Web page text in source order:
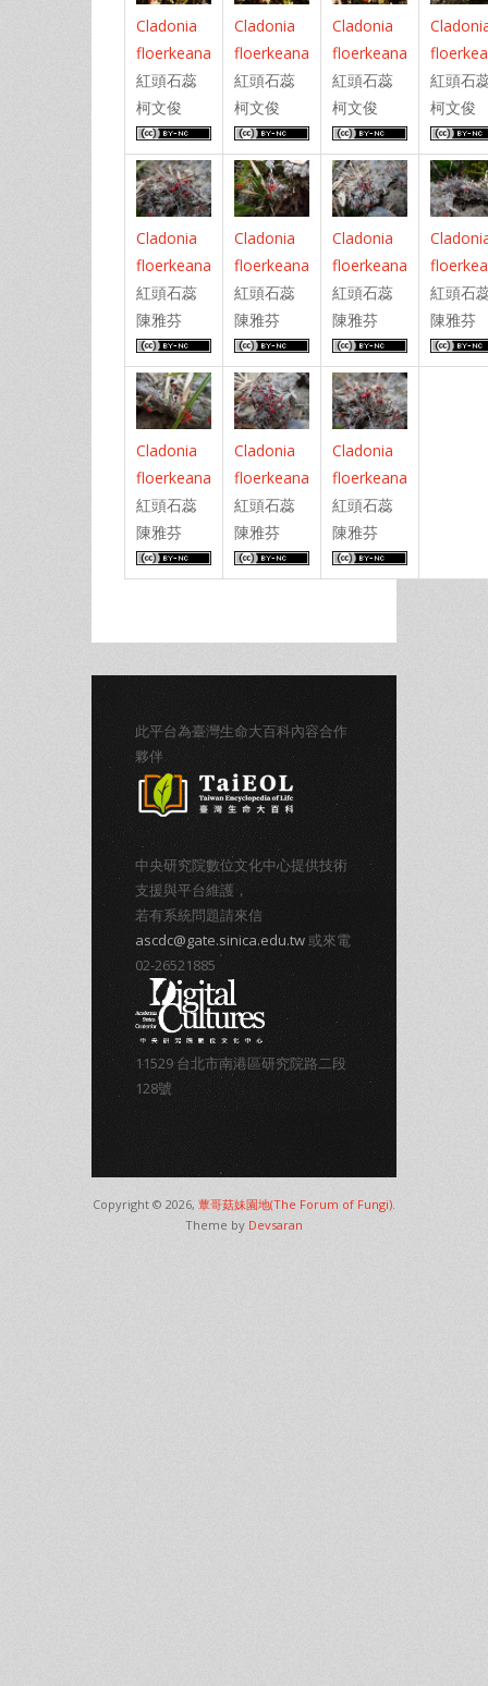
Cladonia
floerkeana
紅頭石蕊
柯文俊
Cladonia
floerkeana
紅頭石蕊
柯文俊
Cladonia
floerkeana
紅頭石蕊
柯文俊
紅頭石
柯文俊
Cladonia
floerkeana
紅頭石蕊
陳雅芬
Cladonia
floerkeana
紅頭石蕊
陳雅芬
Cladonia
floerkeana
紅頭石蕊
陳雅芬
紅頭石
陳雅芬
Cladonia
floerkeana
紅頭石蕊
陳雅芬
Cladonia
floerkeana
紅頭石蕊
陳雅芬
Cladonia
floerkeana
紅頭石蕊
陳雅芬
此平台為臺灣生命大百科內容合作
夥伴
中央研究院數位文化中心提供技術
支援與平台維護，
若有系統問題請來信
ascdc@gate.sinica.edu.tw 或來電
02-26521885
11529 台北市南港區研究院路二段
128號
Copyright © 2026, 蕈哥菇妹園地(The Forum of Fungi)
Theme by Devsaran